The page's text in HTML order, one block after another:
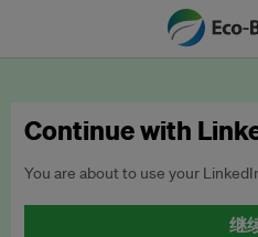
Continue with
You are about to use your
继